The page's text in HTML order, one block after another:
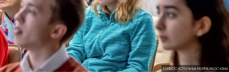
ПРЕСС-СЛУЖБА МЭРА МОСКВЫ